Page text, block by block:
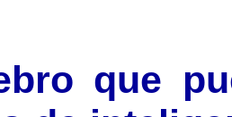
que